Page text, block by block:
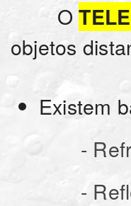
O
objetos
Existem
-
-